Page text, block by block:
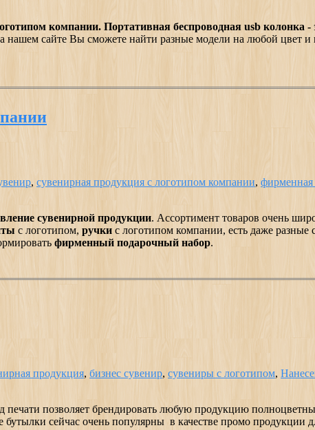
компании. Портативная беспроводная usb колонка -
сайте Вы сможете найти разные модели на любой цвет и
, сувенирная продукция с логотипом компании, фирменная
сувенирной продукции. Ассортимент товаров очень
с логотипом, ручки с логотипом компании, есть даже
фирменный подарочный набор.
продукция, бизнес сувенир, сувениры с логотипом,
печати позволяет брендировать любую продукцию
сейчас очень популярны в качестве промо